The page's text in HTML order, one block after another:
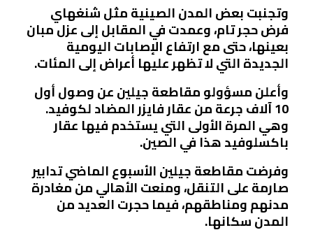
وتجنبت بعض المدن الصينية مثل شنغهاي
فرض حجر تام، وعمدت في المقابل إلى عزل مبان
بعينها، حتى مع ارتفاع الإصابات اليومية
الجديدة التي لا تظهر عليها أعراض إلى المئات.
وأعلن مسؤولو مقاطعة جيلين عن وصول أول
10 آلاف جرعة من عقار فايزر المضاد لكوفيد.
وهي المرة الأولى التي يستخدم فيها عقار
باكسلوفيد هذا في الصين.
وفرضت مقاطعة جيلين الأسبوع الماضي تدابير
صارمة على التنقل، ومنعت الأهالي من مغادرة
مدنهم ومناطقهم، فيما حجرت العديد من
المدن سكانها.